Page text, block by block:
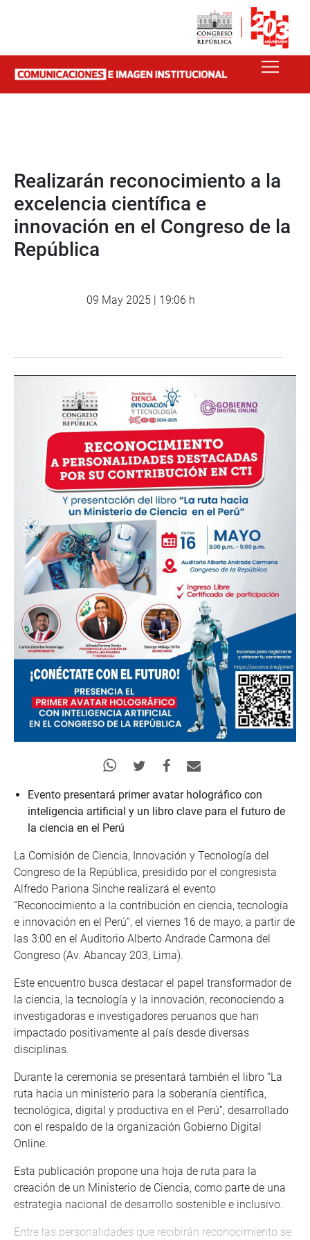
Realizarán reconocimiento a la
excelencia científica e
innovación en el Congreso de la
República
09 May 2025 | 19:06 h
Evento presentará primer avatar holográfico con
inteligencia artificial y un libro clave para el futuro de
la ciencia en el Perú
La Comisión de Ciencia, Innovación y Tecnología del
Congreso de la República, presidido por el congresista
Alfredo Pariona Sinche realizará el evento
“Reconocimiento a la contribución en ciencia, tecnología
e innovación en el Perú”, el viernes 16 de mayo, a partir de
las 3:00 en el Auditorio Alberto Andrade Carmona del
Congreso (Av. Abancay 203, Lima).
Este encuentro busca destacar el papel transformador de
la ciencia, la tecnología y la innovación, reconociendo a
investigadoras e investigadores peruanos que han
impactado positivamente al país desde diversas
disciplinas.
Durante la ceremonia se presentará también el libro “La
ruta hacia un ministerio para la soberanía científica,
tecnológica, digital y productiva en el Perú”, desarrollado
con el respaldo de la organización Gobierno Digital
Online.
Esta publicación propone una hoja de ruta para la
creación de un Ministerio de Ciencia, como parte de una
estrategia nacional de desarrollo sostenible e inclusivo.
Entre las personalidades que recibirán reconocimiento se